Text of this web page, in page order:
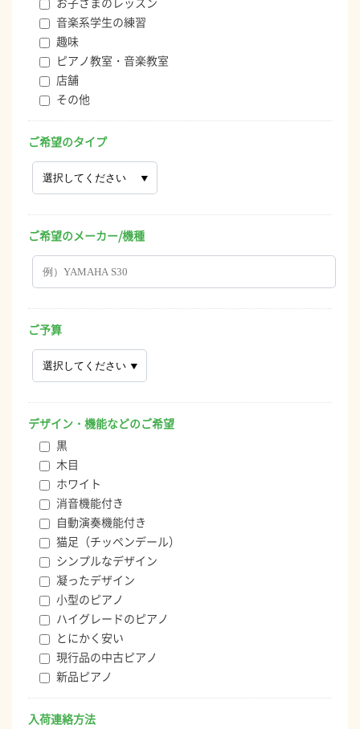
音楽系学生の練習
趣味
ピアノ教室・音楽教室
店舗
その他
ご希望のタイプ
ご希望のメーカー/機種
ご予算
デザイン・機能などのご希望
黒
木目
ホワイト
消音機能付き
自動演奏機能付き
猫足（チッペンデール）
シンプルなデザイン
凝ったデザイン
小型のピアノ
ハイグレードのピアノ
とにかく安い
現行品の中古ピアノ
新品ピアノ
入荷連絡方法